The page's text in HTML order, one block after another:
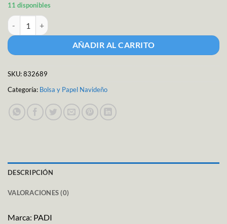
11 disponibles
Papel para Regalo Navideño M-707 cantidad
AÑADIR AL CARRITO
SKU:832689
Categoría: Bolsa y Papel Navideño
DESCRIPCIÓN
VALORACIONES (0)
Marca: PADI